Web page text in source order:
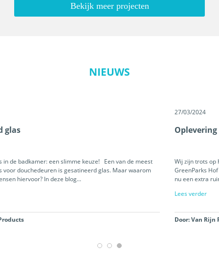
Van Rijn Hoofdkantoor
Bekijk meer projecten
NIEUWS
Oplevering Landal Hof van Saksen
Wij zijn trots op het resultaat van de upgrades bij de boerderijen op Landal
GreenParks Hof van Saksen! De Luxe en Luxe Wellness boerderijen hebben
nu een extra ruime badkamer met Finse...
Door: Van Rijn Products